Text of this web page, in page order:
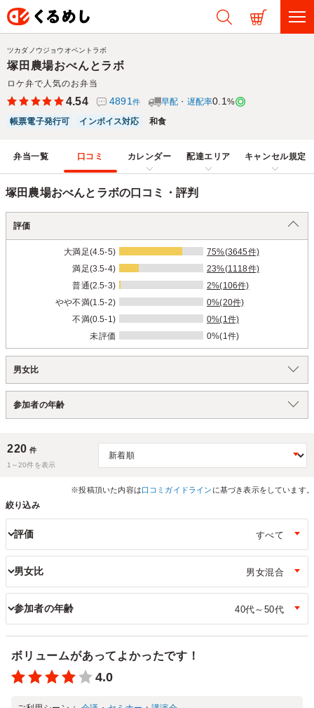
塚田農場おべんとラボ
ロケ弁で人気のお弁当
ツカダノウジョウオベントラボ
4.54 4891 件 早配・遅配率0.1 %
帳票電子発行可
インボイス対応 和食
弁当一覧 口コミ カレンダー 配達エリア キャンセル規定
塚田農場おべんとラボの口コミ・評判
評価
大満足(4.5-5)
75%(3645件)
満足(3.5-4)
23%(1118件)
普通(2.5-3)
2%(106件)
やや不満(1.5-2)
0%(20件)
不満(0.5-1)
0%(1件)
未評価
0%(1件)
男女比
参加者の年齢
220 件
1～20件を表示
※投稿頂いた内容は口コミガイドライン に基づき表示をしています。
絞り込み
評価
男女比
参加者の年齢
ボリュームがあってよかったです！
4.0